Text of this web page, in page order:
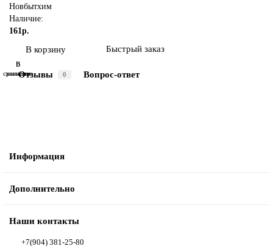
Новбытхим
Наличие:
161р.
В корзину Быстрый заказ
В
закладки
В
сравнениеОтзывы 0 Вопрос-ответ
Информация
Дополнительно
Наши контакты
+7(904) 381-25-80